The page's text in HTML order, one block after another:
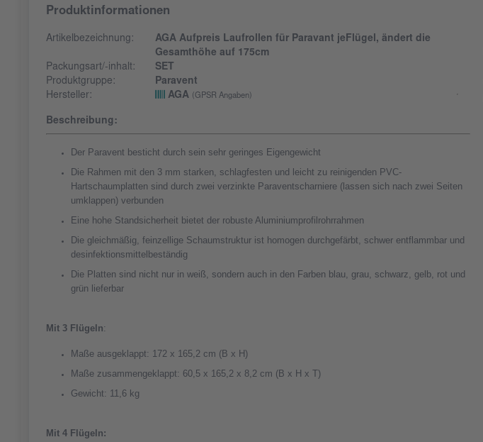
Produktinformationen
Artikelbezeichnung:
AGA Aufpreis Laufrollen für Paravant jeFlügel, ändert die
Gesamthöhe auf 175cm
Packungsart/-inhalt:
SET
Produktgruppe:
Paravent
Hersteller:
AGA (GPSR Angaben)
Beschreibung:
Der Paravent besticht durch sein sehr geringes Eigengewicht
Die Rahmen mit den 3 mm starken, schlagfesten und leicht zu reinigenden PVC-
Hartschaumplatten sind durch zwei verzinkte Paraventscharniere (lassen sich nach zwei Seiten
umklappen) verbunden
Eine hohe Standsicherheit bietet der robuste Aluminiumprofilrohrrahmen
Die gleichmäßig, feinzellige Schaumstruktur ist homogen durchgefärbt, schwer entflammbar und
desinfektionsmittelbeständig
Die Platten sind nicht nur in weiß, sondern auch in den Farben blau, grau, schwarz, gelb, rot und
grün lieferbar
Mit 3 Flügeln:
Maße ausgeklappt: 172 x 165,2 cm (B x H)
Maße zusammengeklappt: 60,5 x 165,2 x 8,2 cm (B x H x T)
Gewicht: 11,6 kg
Mit 4 Flügeln: